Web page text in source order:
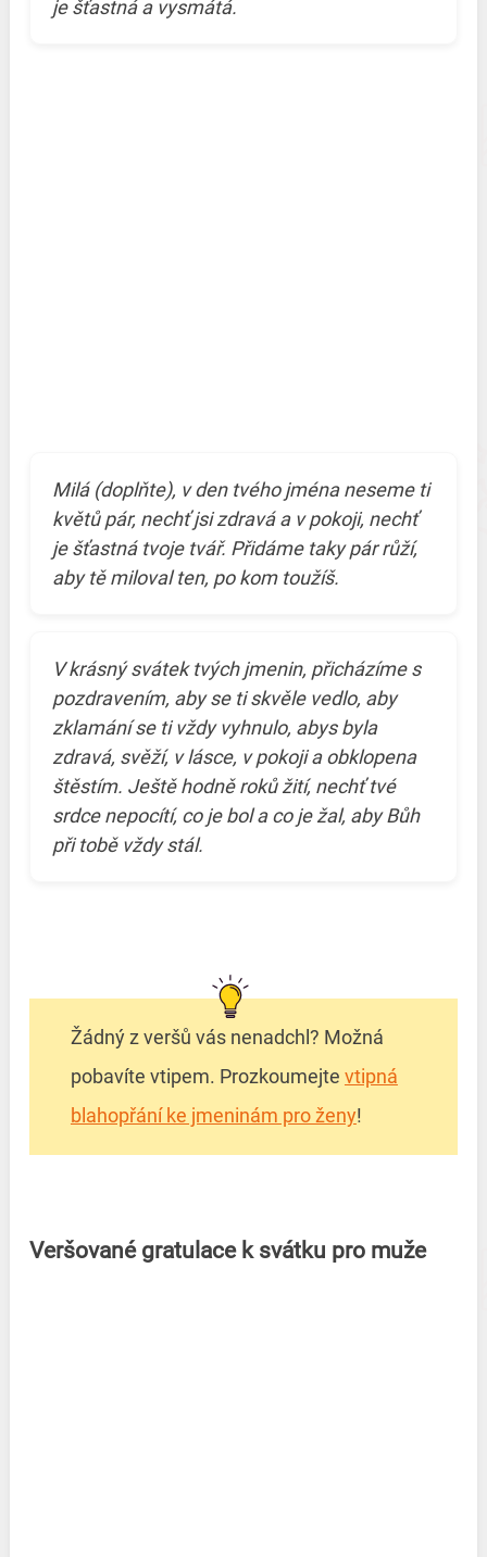
je šťastná a vysmátá.
Milá (doplňte), v den tvého jména neseme ti
květů pár, nechť jsi zdravá a v pokoji, nechť
je šťastná tvoje tvář. Přidáme taky pár růží,
aby tě miloval ten, po kom toužíš.
V krásný svátek tvých jmenin, přicházíme s
pozdravením, aby se ti skvěle vedlo, aby
zklamání se ti vždy vyhnulo, abys byla
zdravá, svěží, v lásce, v pokoji a obklopena
štěstím. Ještě hodně roků žití, nechť tvé
srdce nepocítí, co je bol a co je žal, aby Bůh
při tobě vždy stál.
Žádný z veršů vás nenadchl? Možná
pobavíte vtipem. Prozkoumejte vtipná
blahopřání ke jmeninám pro ženy!
Veršované gratulace k svátku pro muže